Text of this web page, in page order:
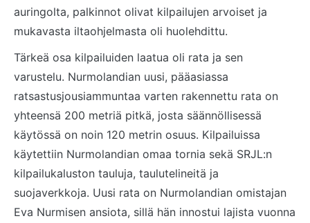
auringolta, palkinnot olivat kilpailujen arvoiset ja
mukavasta iltaohjelmasta oli huolehdittu.
Tärkeä osa kilpailuiden laatua oli rata ja sen
varustelu. Nurmolandian uusi, pääasiassa
ratsastusjousiammuntaa varten rakennettu rata on
yhteensä 200 metriä pitkä, josta säännöllisessä
käytössä on noin 120 metrin osuus. Kilpailuissa
käytettiin Nurmolandian omaa tornia sekä SRJL:n
kilpailukaluston tauluja, taulutelineitä ja
suojaverkkoja. Uusi rata on Nurmolandian omistajan
Eva Nurmisen ansiota, sillä hän innostui lajista vuonna